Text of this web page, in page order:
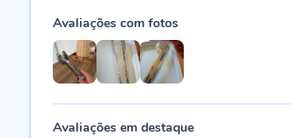
Avaliações com fotos
Avaliações em destaque